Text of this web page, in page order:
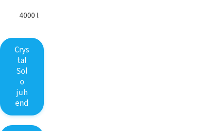
4000 l
Crys
tal
Sol
o
juh
end